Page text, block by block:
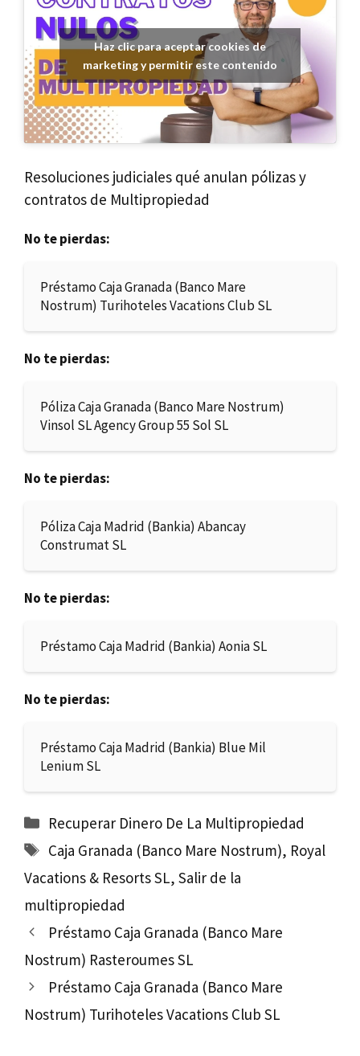
Haz clic para aceptar cookies de
marketing y permitir este contenido
Resoluciones judiciales qué anulan pólizas y
contratos de Multipropiedad
No te pierdas:
Préstamo Caja Granada (Banco Mare
Nostrum) Turihoteles Vacations Club SL
No te pierdas:
Póliza Caja Granada (Banco Mare Nostrum)
Vinsol SL Agency Group 55 Sol SL
No te pierdas:
Póliza Caja Madrid (Bankia) Abancay
Construmat SL
No te pierdas:
Préstamo Caja Madrid (Bankia) Aonia SL
No te pierdas:
Préstamo Caja Madrid (Bankia) Blue Mil
Lenium SL
Categorías
Recuperar Dinero De La Multipropiedad
Etiquetas
Caja Granada (Banco Mare Nostrum), Royal
Vacations & Resorts SL, Salir de la
multipropiedad
Préstamo Caja Granada (Banco Mare
Nostrum) Rasteroumes SL
Préstamo Caja Granada (Banco Mare
Nostrum) Turihoteles Vacations Club SL